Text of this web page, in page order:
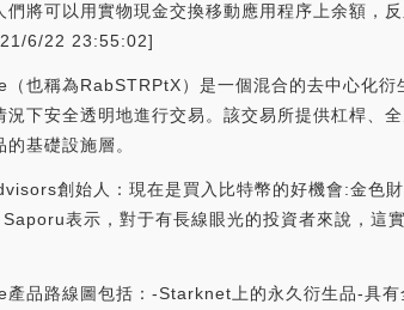
們將可以用實物現金交換移動應用程序上余額，
6/22 23:55:02]
也稱為RabSTRPtX）是一個混合的去中心化衍
況下安全透明地進行交易。該交易所提供杠桿
基礎設施層。
創始人：現在是買入比特幣的好機會:金色
表示，對于有長線眼光的投資者來說，這
品路線圖包括：-Starknet上的永久衍生品-具